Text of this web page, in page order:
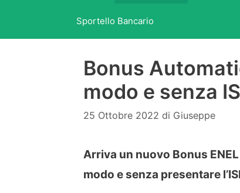
Sportello Bancario
Bonus
modo e senza
25 Ottobre 2022 di Giuseppe
Arriva un nuovo Bonus
modo e senza presentare